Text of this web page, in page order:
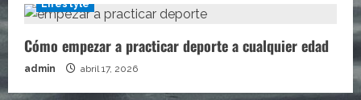
Lifestyle
Cómo empezar a practicar deporte a cualquier edad
admin abril 17, 2026